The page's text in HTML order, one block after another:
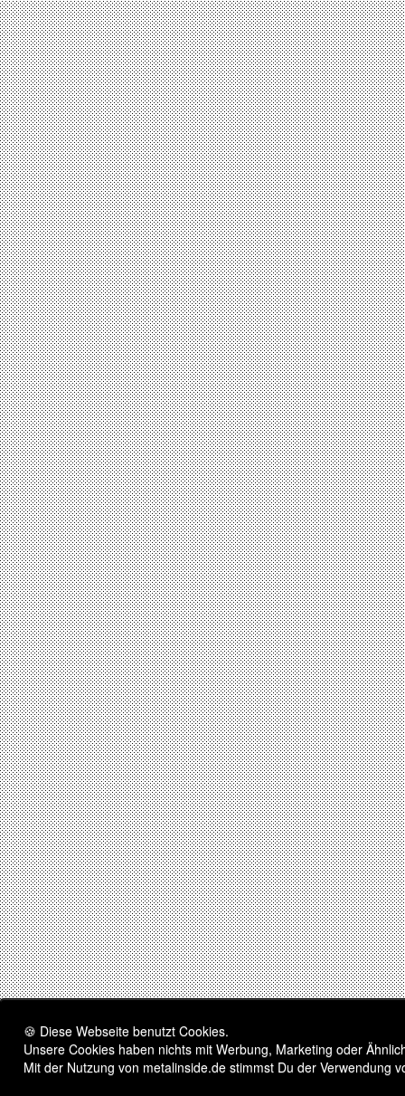
🍪 Diese Webseite benutzt Cookies.
Unsere Cookies haben nichts mit Werbung, Marketing oder
Mit der Nutzung von metalinside.de stimmst Du der Verwendung